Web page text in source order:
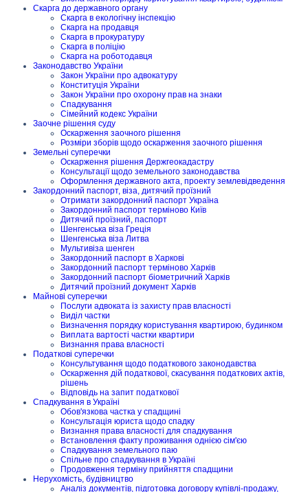
Скарга до державного органу
Скарга в екологічну інспекцію
Скарга на продавця
Скарга в прокуратуру
Скарга в поліцію
Скарга на роботодавця
Законодавство України
Закон України про адвокатуру
Конституція України
Закон України про охорону прав на знаки
Спадкування
Сімейний кодекс України
Заочне рішення суду
Оскарження заочного рішення
Розміри зборів щодо оскарження заочного рішення
Земельні суперечки
Оскарження рішення Держгеокадастру
Консультації щодо земельного законодавства
Оформлення державного акта, проекту землевідведення
Закордонний паспорт, віза, дитячий проїзний
Отримати закордонний паспорт Україна
Закордонний паспорт терміново Київ
Дитячий проїзний, паспорт
Шенгенська віза Греція
Шенгенська віза Литва
Мультивіза шенген
Закордонний паспорт в Харкові
Закордонний паспорт терміново Харків
Закордонний паспорт біометричний Харків
Дитячий проїзний документ Харків
Майнові суперечки
Послуги адвоката із захисту прав власності
Виділ частки
Визначення порядку користування квартирою, будинком
Виплата вартості частки квартири
Визнання права власності
Податкові суперечки
Консультування щодо податкового законодавства
Оскарження дій податкової, скасування податкових актів,
рішень
Відповідь на запит податкової
Спадкування в Україні
Обов'язкова частка у спадщині
Консультація юриста щодо спадку
Визнання права власності для спадкування
Встановлення факту проживання однією сім'єю
Спадкування земельного паю
Спільне про спадкування в Україні
Продовження терміну прийняття спадщини
Нерухомість, будівництво
Аналіз документів, підготовка договору купівлі-продажу,